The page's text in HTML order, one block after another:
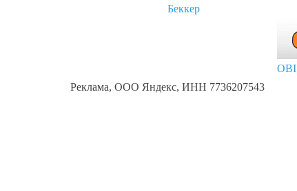
Беккер
OBI
Реклама, ООО Яндекс, ИНН 7736207543